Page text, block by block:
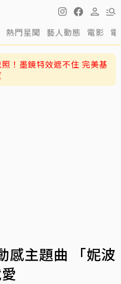
熱門星聞 藝人動態 電影
！墨鏡特效遮不住 完美基
感主題曲 「妮波